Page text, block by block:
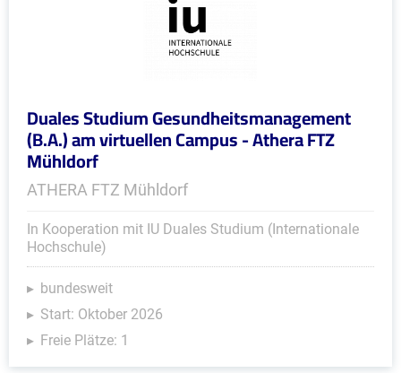
Duales Studium Gesundheitsmanagement
(B.A.) am virtuellen Campus - Athera FTZ
Mühldorf
ATHERA FTZ Mühldorf
In Kooperation mit IU Duales Studium (Internationale
Hochschule)
bundesweit
Start: Oktober 2026
Freie Plätze: 1